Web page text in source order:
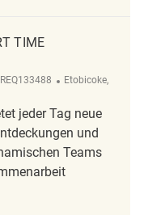
TIME
ReqId
REQ133488 Ort
Etobicoke,
jeder Tag neue
und
Teams